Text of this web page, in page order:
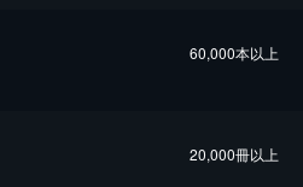
60,000本以上
20,000冊以上